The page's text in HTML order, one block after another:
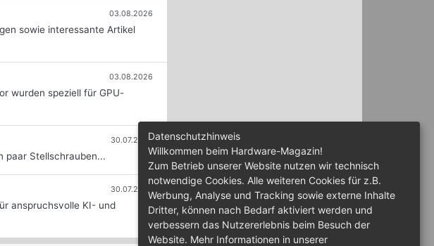
03.08.2026
sowie interessante Artikel
03.08.2026
wurden speziell für GPU-
30.07.2026
paar Stellschrauben...
30.07.2026
anspruchsvolle KI- und
Datenschutzhinweis
Willkommen beim Hardware-Magazin!
Zum Betrieb unserer Website nutzen wir technisch
notwendige Cookies. Alle weiteren Cookies für z.B.
Werbung, Analyse und Tracking sowie externe Inhalte
Dritter, können nach Bedarf aktiviert werden und
verbessern das Nutzererlebnis beim Besuch der
Website. Mehr Informationen in unserer